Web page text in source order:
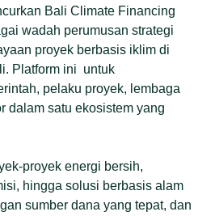
Bali Climate Financing
wadah perumusan strategi
proyek berbasis iklim di
Platform ini untuk
pelaku proyek, lembaga
dalam satu ekosistem yang
proyek energi bersih,
hingga solusi berbasis alam
sumber dana yang tepat, dan